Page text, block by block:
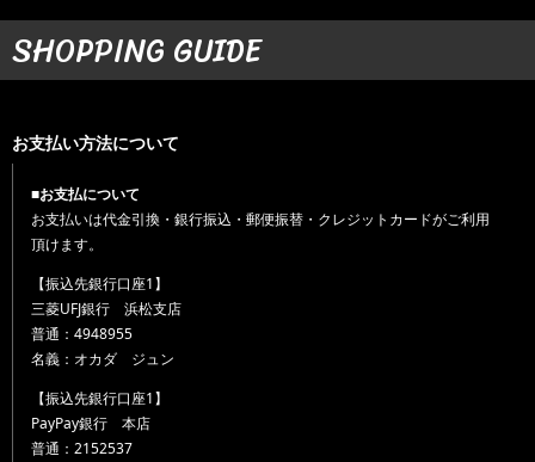
SHOPPING GUIDE
お支払い方法について
■お支払について
お支払いは代金引換・銀行振込・郵便振替・クレジットカードがご利用
頂けます。
【振込先銀行口座1】
三菱UFJ銀行 浜松支店
普通：4948955
名義：オカダ ジュン
【振込先銀行口座1】
PayPay銀行 本店
普通：2152537